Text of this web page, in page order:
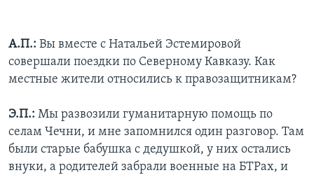
А.П.: Вы вместе с Натальей Эстемировой
совершали поездки по Северному Кавказу. Как
местные жители относились к правозащитникам?
Э.П.: Мы развозили гуманитарную помощь по
селам Чечни, и мне запомнился один разговор. Там
были старые бабушка с дедушкой, у них остались
внуки, а родителей забрали военные на БТРах, и